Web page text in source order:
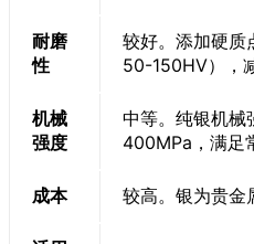
耐磨
性
较好。添加硬质
50-150HV），
机械
强度
中等。纯银机
400MPa，满足
成本 较高。银为贵金